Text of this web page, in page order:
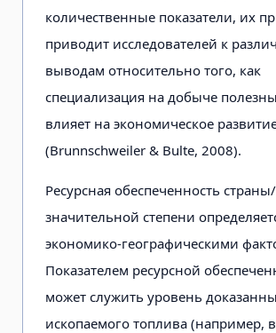
количественные показатели, их
приводит исследователей к
выводам относительно того, как
специализация на добыче
влияет на экономическое
(Brunnschweiler & Bulte, 2008).
Ресурсная обеспеченность
значительной степени
экономико-географическими
Показателем ресурсной
может служить уровень
ископаемого топлива (например,